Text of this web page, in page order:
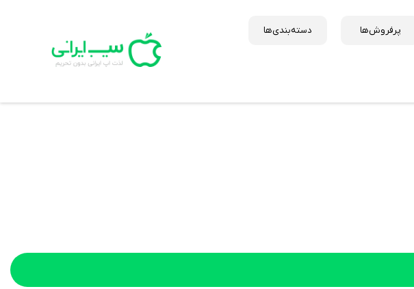
پرفروش‌ها دسته‌بندی‌ها